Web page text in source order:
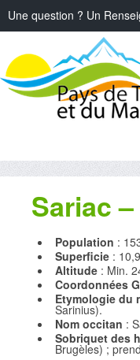
Une question ? Un
Sariac
Population :
Superficie :
Altitude : Min.
Coordonnées
Etymologie du
Sarinius).
Nom occitan :
Sobriquet des
Brugèles) ;